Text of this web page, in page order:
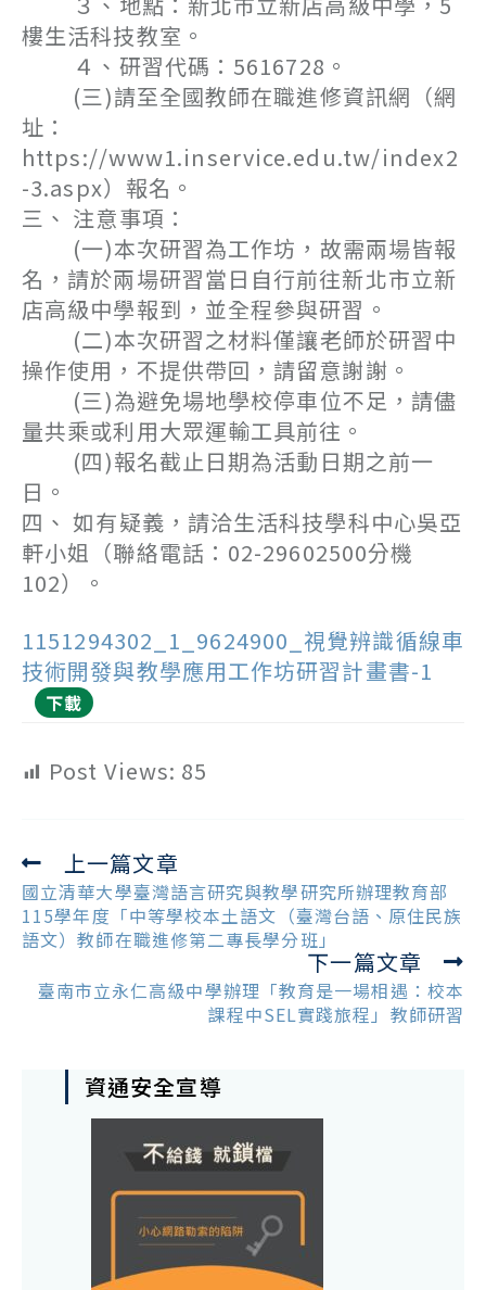
樓生活科技教室。
４、研習代碼：5616728。
(三)請至全國教師在職進修資訊網（網
址：
https://www1.inservice.edu.tw/index2
-3.aspx）報名。
三、 注意事項：
(一)本次研習為工作坊，故需兩場皆報
名，請於兩場研習當日自行前往新北市立新
店高級中學報到，並全程參與研習。
(二)本次研習之材料僅讓老師於研習中
操作使用，不提供帶回，請留意謝謝。
(三)為避免場地學校停車位不足，請儘
量共乘或利用大眾運輸工具前往。
(四)報名截止日期為活動日期之前一
日。
四、 如有疑義，請洽生活科技學科中心吳亞
軒小姐（聯絡電話：02-29602500分機
102）。
1151294302_1_9624900_視覺辨識循線車
技術開發與教學應用工作坊研習計畫書-1
下載
Post Views: 85
Read
more
articles
上一篇文章
國立清華大學臺灣語言研究與教學研究所辦理教育部
115學年度「中等學校本土語文（臺灣台語、原住民族
語文）教師在職進修第二專長學分班」
下一篇文章
臺南市立永仁高級中學辦理「教育是一場相遇：校本
課程中SEL實踐旅程」教師研習
資通安全宣導